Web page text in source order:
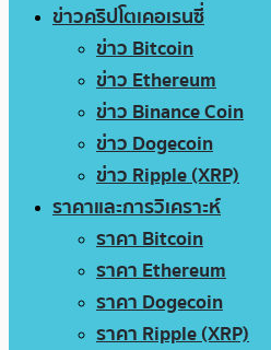
ข่าวคริปโตเคอเรนซี่
ข่าว Bitcoin
ข่าว Ethereum
ข่าว Binance Coin
ข่าว Dogecoin
ข่าว Ripple (XRP)
ราคาและการวิเคราะห์
ราคา Bitcoin
ราคา Ethereum
ราคา Dogecoin
ราคา Ripple (XRP)